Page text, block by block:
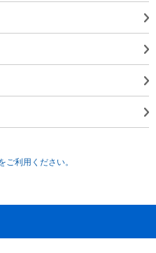
ご利用ください。